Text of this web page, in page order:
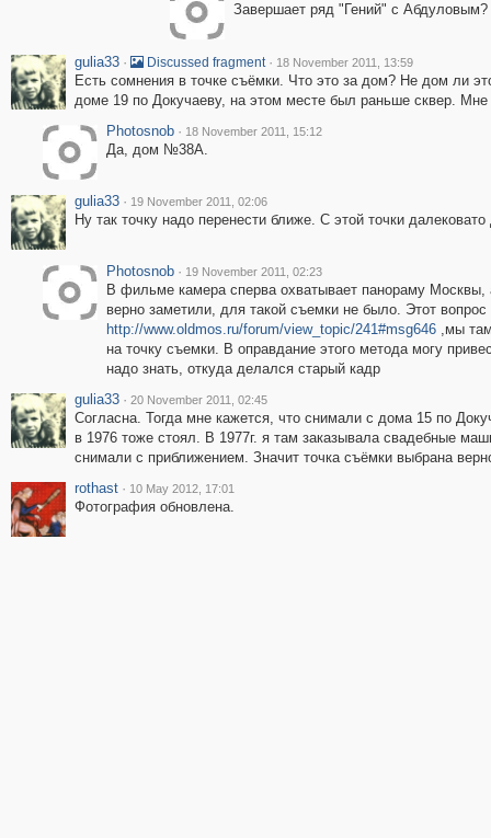
Завершает ряд "Гений" с Абдуловым?
gulia33 · Discussed fragment · 18 November 2011, 13:59
Есть сомнения в точке съёмки. Что это за дом? Не дом ли
доме 19 по Докучаеву, на этом месте был раньше сквер. Мне
Photosnob · 18 November 2011, 15:12
Да, дом №38А.
gulia33 · 19 November 2011, 02:06
Ну так точку надо перенести ближе. С этой точки
Photosnob · 19 November 2011, 02:23
В фильме камера сперва охватывает панораму
верно заметили, для такой съемки не было. Этот
http://www.oldmos.ru/forum/view_topic/241#msg646,мы там
на точку съемки. В оправдание этого метода могу
надо знать, откуда делался старый кадр
gulia33 · 20 November 2011, 02:45
Согласна. Тогда мне кажется, что снимали с дома 15 по
в 1976 тоже стоял. В 1977г. я там заказывала свадебные
снимали с приближением. Значит точка съёмки выбрана
rothast · 10 May 2012, 17:01
Фотография обновлена.